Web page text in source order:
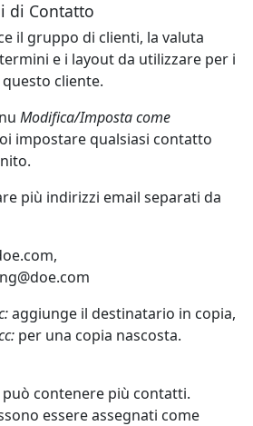
di Contatto
il gruppo di clienti, la valuta
e i layout da utilizzare per i
cliente.
Modifica/Imposta come
impostare qualsiasi contatto
più indirizzi email separati da
,
aggiunge il destinatario in copia,
per una copia nascosta.
può contenere più contatti.
essere assegnati come